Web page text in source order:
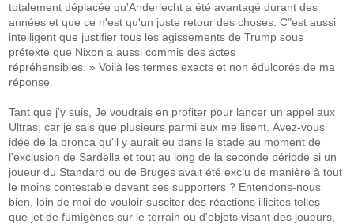
totalement déplacée qu'Anderlecht a été avantagé durant des
années et que ce n'est qu'un juste retour des choses. C"est aussi
intelligent que justifier tous les agissements de Trump sous
prétexte que Nixon a aussi commis des actes
répréhensibles. » Voilà les termes exacts et non édulcorés de ma
réponse.
Tant que j'y suis, Je voudrais en profiter pour lancer un appel aux
Ultras, car je sais que plusieurs parmi eux me lisent. Avez-vous
idée de la bronca qu'il y aurait eu dans le stade au moment de
l'exclusion de Sardella et tout au long de la seconde période si un
joueur du Standard ou de Bruges avait été exclu de manière à tout
le moins contestable devant ses supporters ? Entendons-nous
bien, loin de moi de vouloir susciter des réactions illicites telles
que jet de fumigènes sur le terrain ou d'objets visant des joueurs,